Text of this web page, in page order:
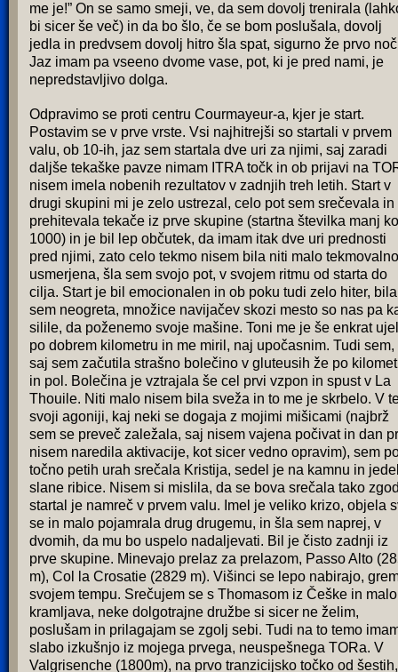
me je!” On se samo smeji, ve, da sem dovolj trenirala
bi sicer še več) in da bo šlo, če se bom poslušala, dovolj
jedla in predvsem dovolj hitro šla spat, sigurno že prvo
Jaz imam pa vseeno dvome vase, pot, ki je pred nami, je
nepredstavljivo dolga.
Odpravimo se proti centru Courmayeur-a, kjer je start.
Postavim se v prve vrste. Vsi najhitrejši so startali v prvem
valu, ob 10-ih, jaz sem startala dve uri za njimi, saj zaradi
daljše tekaške pavze nimam ITRA točk in ob prijavi na
nisem imela nobenih rezultatov v zadnjih treh letih. Start v
drugi skupini mi je zelo ustrezal, celo pot sem srečevala in
prehitevala tekače iz prve skupine (startna številka manj
1000) in je bil lep občutek, da imam itak dve uri prednosti
pred njimi, zato celo tekmo nisem bila niti malo tekmovalno
usmerjena, šla sem svojo pot, v svojem ritmu od starta do
cilja. Start je bil emocionalen in ob poku tudi zelo hiter, bila
sem neogreta, množice navijačev skozi mesto so nas pa
silile, da poženemo svoje mašine. Toni me je še enkrat ujel
po dobrem kilometru in me miril, naj upočasnim. Tudi sem,
saj sem začutila strašno bolečino v gluteusih že po
in pol. Bolečina je vztrajala še cel prvi vzpon in spust v La
Thouile. Niti malo nisem bila sveža in to me je skrbelo. V
svoji agoniji, kaj neki se dogaja z mojimi mišicami (najbrž
sem se preveč zaležala, saj nisem vajena počivat in dan
nisem naredila aktivacije, kot sicer vedno opravim), sem
točno petih urah srečala Kristija, sedel je na kamnu in
slane ribice. Nisem si mislila, da se bova srečala tako
startal je namreč v prvem valu. Imel je veliko krizo, objela
se in malo pojamrala drug drugemu, in šla sem naprej, v
dvomih, da mu bo uspelo nadaljevati. Bil je čisto zadnji iz
prve skupine. Minevajo prelaz za prelazom, Passo Alto
m), Col la Crosatie (2829 m). Višinci se lepo nabirajo,
svojem tempu. Srečujem se s Thomasom iz Češke in malo
kramljava, neke dolgotrajne družbe si sicer ne želim,
poslušam in prilagajam se zgolj sebi. Tudi na to temo
slabo izkušnjo iz mojega prvega, neuspešnega TORa. V
Valgrisenche (1800m), na prvo tranzicijsko točko od šestih,